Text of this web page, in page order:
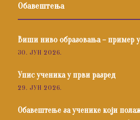
Обавештења
Виши ниво образовања – пример
30. ЈУН 2026.
Упис ученика у први разред
29. ЈУН 2026.
Обавештење за ученике који